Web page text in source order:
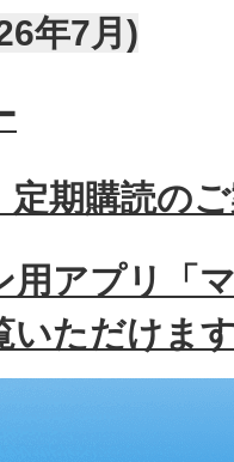
年7月)
定期購読の
用アプリ「
いただけま